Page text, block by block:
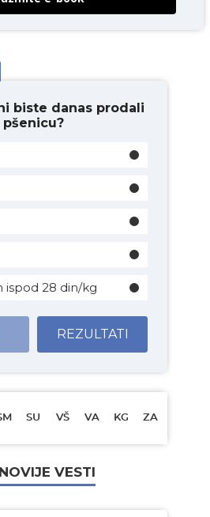
biste danas prodali
pšenicu?
ispod 28 din/kg
REZULTATI
SU VŠ VA KG ZA
VESTI